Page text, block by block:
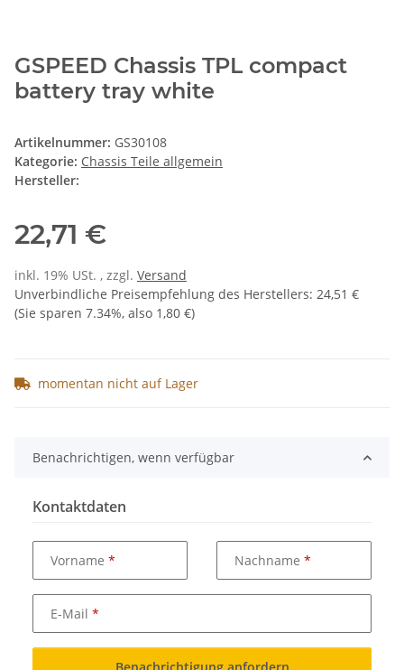
GSPEED Chassis TPL compact
battery tray white
Artikelnummer: GS30108
Kategorie: Chassis Teile allgemein
Hersteller:
22,71 €
inkl. 19% USt. , zzgl. Versand
Unverbindliche Preisempfehlung des Herstellers: 24,51 €
(Sie sparen 7.34%, also 1,80 €)
momentan nicht auf Lager
Benachrichtigen, wenn verfügbar
Kontaktdaten
Vorname Nachname
E-Mail